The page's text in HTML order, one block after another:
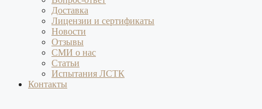
Доставка
Лицензии и сертификаты
Новости
Отзывы
СМИ о нас
Статьи
Испытания ЛСТК
Контакты